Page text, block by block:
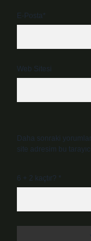
E-Posta*
Web Sitesi
Daha sonraki
site adresim bu
6 + 2 kaçtır? *